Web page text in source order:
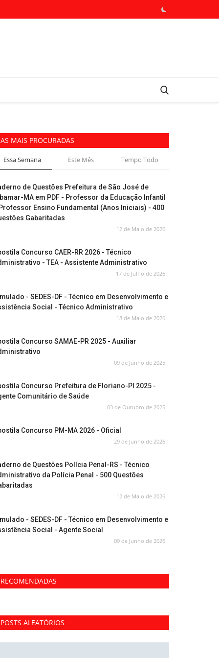
AS MAIS PROCURADAS
Essa Semana Este Mês Tempo Todo
de Questões Prefeitura de São José de
MA em PDF - Professor da Educação Infantil
Ensino Fundamental (Anos Iniciais) - 400
Gabaritadas
12 de Maio de 2026
Concurso CAER-RR 2026 - Técnico
- TEA - Assistente Administrativo
17 de Julho de 2026
- SEDES-DF - Técnico em Desenvolvimento e
Social - Técnico Administrativo
18 de Maio de 2026
Concurso SAMAE-PR 2025 - Auxiliar
09 de Junho de 2025
Concurso Prefeitura de Floriano-PI 2025 -
Comunitário de Saúde
03 de Outubro de 2025
Concurso PM-MA 2026 - Oficial
29 de Junho de 2026
de Questões Polícia Penal-RS - Técnico
da Polícia Penal - 500 Questões
12 de Maio de 2026
- SEDES-DF - Técnico em Desenvolvimento e
Social - Agente Social
09 de Junho de 2026
RECOMENDADAS
POSTS ALEATÓRIOS